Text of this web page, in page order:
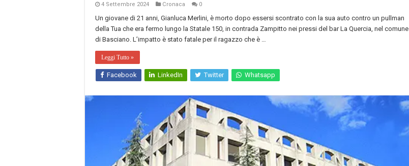
4 Settembre 2024 Cronaca 0
Un giovane di 21 anni, Gianluca Merlini, è morto dopo essersi scontrato con la sua auto contro un pullman
della Tua che era fermo lungo la Statale 150, in contrada Zampitto nei pressi del bar La Quercia, nel comune
di Basciano. L’impatto è stato fatale per il ragazzo che è …
Leggi Tutto »
Facebook LinkedIn Twitter Whatsapp